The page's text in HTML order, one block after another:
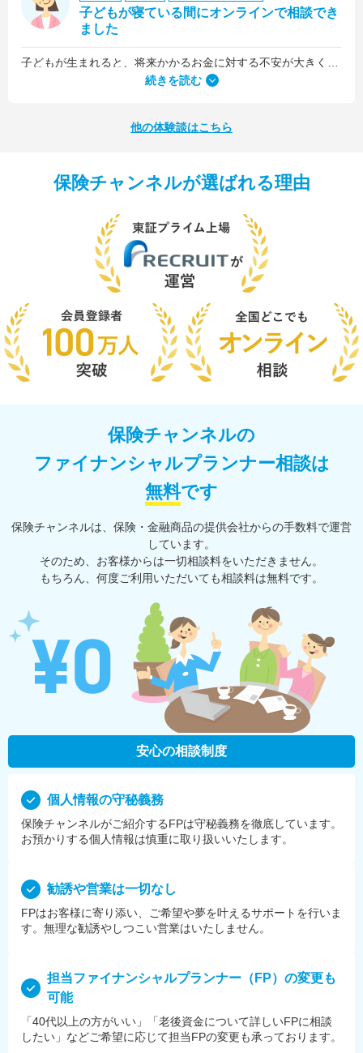
子どもが寝ている間にオンラインで相談でき
ました
何より、とても親身になって対応してくださって大満足。うちと同じように子どもの将来のお金のことで悩んでいる友人にも教えました。
続きを読む
他の体験談はこちら
保険チャンネルが選ばれる理由
保険チャンネルの
ファイナンシャルプランナー相談は
無料です
保険チャンネルは、保険・⾦融商品の提供会社からの⼿数料で運営
しています。
そのため、お客様からは一切相談料をいただきません。
もちろん、何度ご利⽤いただいても相談料は無料です。
安心の相談制度
個⼈情報の守秘義務
保険チャンネルがご紹介するFPは守秘義務を徹底しています。
お預かりする個⼈情報は慎重に取り扱いいたします。
勧誘や営業は⼀切なし
FPはお客様に寄り添い、ご希望や夢を叶えるサポートを⾏いま
す。無理な勧誘やしつこい営業はいたしません。
担当ファイナンシャルプランナー（FP）の変更も
可能
「40代以上の方がいい」「老後資金について詳しいFPに相談
したい」などご希望に応じて担当FPの変更も承っております。